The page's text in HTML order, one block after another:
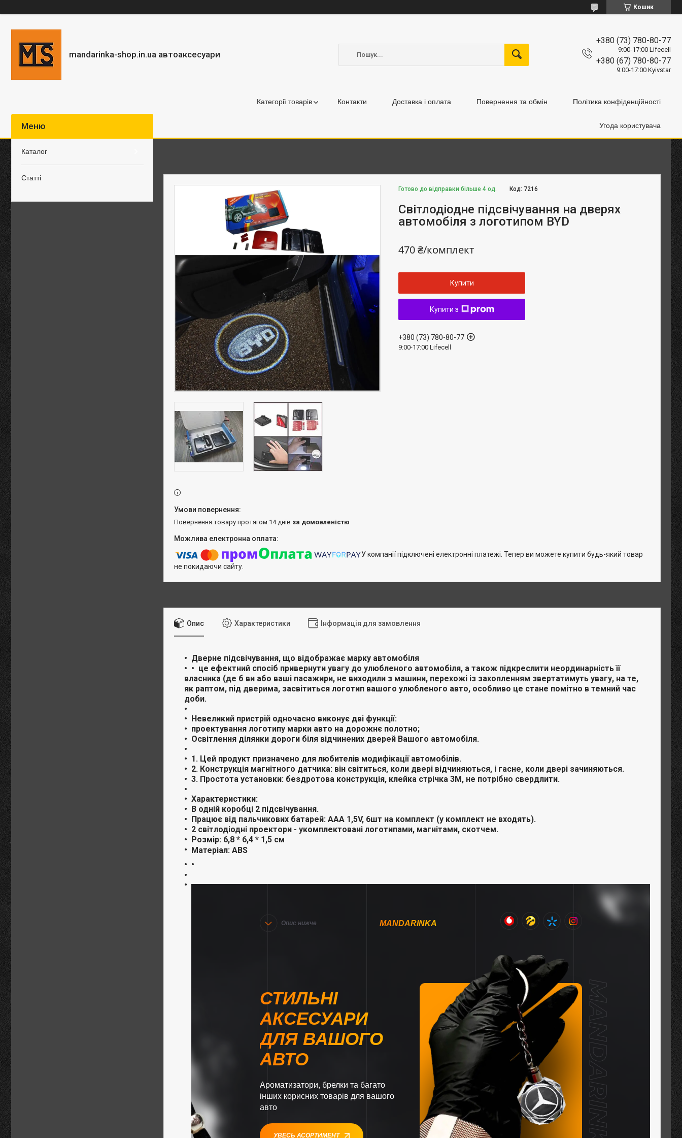
Кошик
mandarinka-shop.in.ua автоаксесуари
+380 (73) 780-80-77
9:00-17:00 Lifecell
+380 (67) 780-80-77
9:00-17:00 Kyivstar
Категорії товарів Контакти Доставка і оплата Повернення та обмін Політика конфіденційності
Угода користувача
Готово до відправки більше 4 од. Код: 7216
Світлодіодне підсвічування на дверях
автомобіля з логотипом BYD
470 ₴/комплект
Купити
Купити з
+380 (73) 780-80-77
9:00-17:00 Lifecell
повернення товару протягом 14 днів за домовленістю
У компанії підключені електронні платежі. Тепер ви можете купити будь-який товар
не покидаючи сайту.
Опис Характеристики Інформація для замовлення
Дверне підсвічування, що відображає марку автомобіля
це ефектний спосіб привернути увагу до улюбленого автомобіля, а також підкреслити неординарність її
власника (де б ви або ваші пасажири, не виходили з машини, перехожі із захопленням звертатимуть увагу, на те,
як раптом, під дверима, засвітиться логотип вашого улюбленого авто, особливо це стане помітно в темний час
доби.
Невеликий пристрій одночасно виконує дві функції:
проектування логотипу марки авто на дорожнє полотно;
Освітлення ділянки дороги біля відчинених дверей Вашого автомобіля.
1. Цей продукт призначено для любителів модифікації автомобілів.
2. Конструкція магнітного датчика: він світиться, коли двері відчиняються, і гасне, коли двері зачиняються.
3. Простота установки: бездротова конструкція, клейка стрічка 3M, не потрібно свердлити.
Характеристики:
В одній коробці 2 підсвічування.
Працює від пальчикових батарей: ААА 1,5V, 6шт на комплект (у комплект не входять).
2 світлодіодні проектори - укомплектовані логотипами, магнітами, скотчем.
Розмір: 6,8 * 6,4 * 1,5 см
Матеріал: ABS
•
Опис нижче MANDARINKA
СТИЛЬНІ
АКСЕСУАРИ
ДЛЯ ВАШОГО
АВТО
Ароматизатори, брелки та багато
інших корисних товарів для вашого
авто
УВЕСЬ АСОРТИМЕНТ
Каталог
Статті